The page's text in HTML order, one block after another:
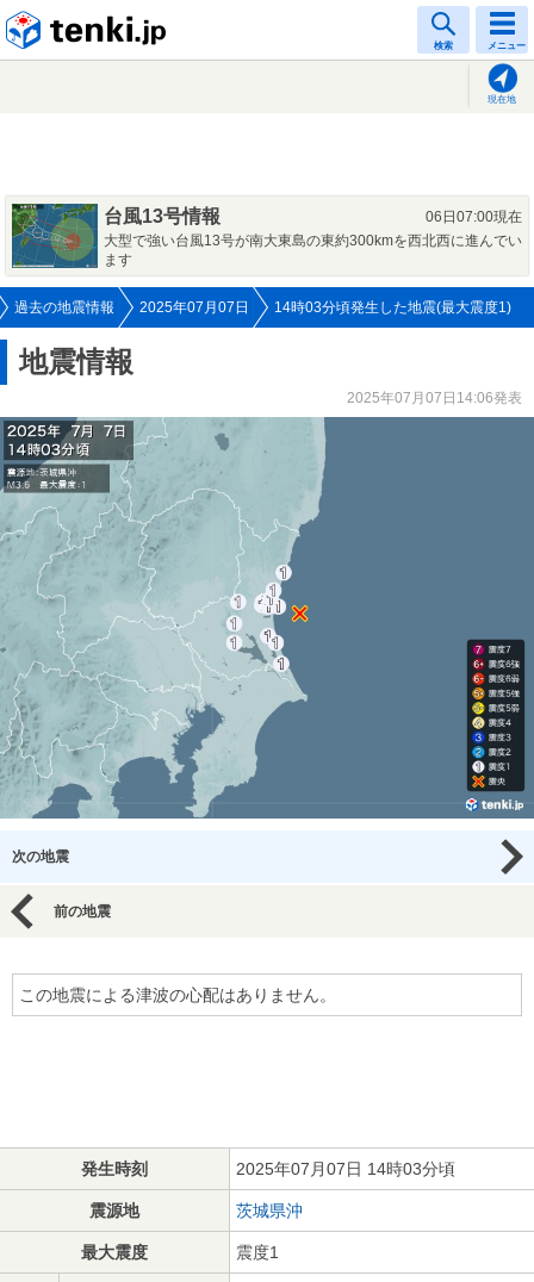
検索 メニュー
現在地
台風13号情報
06日07:00現在
大型で強い台風13号が南大東島の東約300kmを西北西に進んでい
ます
過去の地震情報 2025年07月07日 14時03分頃発生した地震(最大震度1)
地震情報
2025年07月07日14:06発表
次の地震
前の地震
この地震による津波の心配はありません。
発生時刻 2025年07月07日 14時03分頃
震源地 茨城県沖
最大震度 震度1